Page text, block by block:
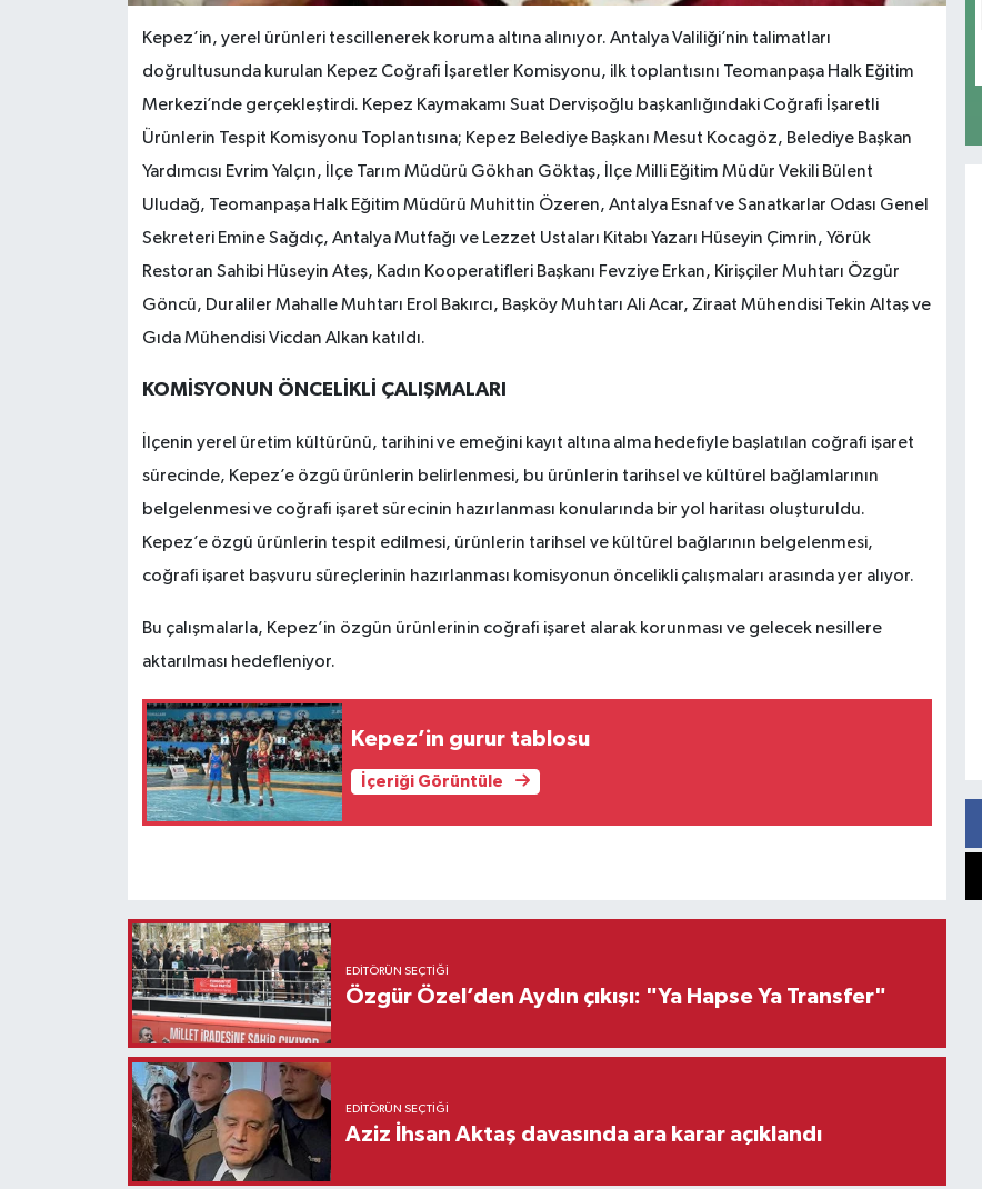
Kepez’in, yerel ürünleri tescillenerek koruma altına alınıyor. Antalya Valiliği’nin talimatları
doğrultusunda kurulan Kepez Coğrafi İşaretler Komisyonu, ilk toplantısını Teomanpaşa Halk Eğitim
Merkezi’nde gerçekleştirdi. Kepez Kaymakamı Suat Dervişoğlu başkanlığındaki Coğrafi İşaretli
Ürünlerin Tespit Komisyonu Toplantısına; Kepez Belediye Başkanı Mesut Kocagöz, Belediye Başkan
Yardımcısı Evrim Yalçın, İlçe Tarım Müdürü Gökhan Göktaş, İlçe Milli Eğitim Müdür Vekili Bülent
Uludağ, Teomanpaşa Halk Eğitim Müdürü Muhittin Özeren, Antalya Esnaf ve Sanatkarlar Odası Genel
Sekreteri Emine Sağdıç, Antalya Mutfağı ve Lezzet Ustaları Kitabı Yazarı Hüseyin Çimrin, Yörük
Restoran Sahibi Hüseyin Ateş, Kadın Kooperatifleri Başkanı Fevziye Erkan, Kirişçiler Muhtarı Özgür
Göncü, Duraliler Mahalle Muhtarı Erol Bakırcı, Başköy Muhtarı Ali Acar, Ziraat Mühendisi Tekin Altaş ve
Gıda Mühendisi Vicdan Alkan katıldı.
KOMİSYONUN ÖNCELİKLİ ÇALIŞMALARI
İlçenin yerel üretim kültürünü, tarihini ve emeğini kayıt altına alma hedefiyle başlatılan coğrafi işaret
sürecinde, Kepez’e özgü ürünlerin belirlenmesi, bu ürünlerin tarihsel ve kültürel bağlamlarının
belgelenmesi ve coğrafi işaret sürecinin hazırlanması konularında bir yol haritası oluşturuldu.
Kepez’e özgü ürünlerin tespit edilmesi, ürünlerin tarihsel ve kültürel bağlarının belgelenmesi,
coğrafi işaret başvuru süreçlerinin hazırlanması komisyonun öncelikli çalışmaları arasında yer alıyor.
Bu çalışmalarla, Kepez’in özgün ürünlerinin coğrafi işaret alarak korunması ve gelecek nesillere
aktarılması hedefleniyor.
Kepez’in gurur tablosu
İçeriği Görüntüle
EDITÖRÜN SEÇTIĞI
Özgür Özel’den Aydın çıkışı: "Ya Hapse Ya Transfer"
EDITÖRÜN SEÇTIĞI
Aziz İhsan Aktaş davasında ara karar açıklandı